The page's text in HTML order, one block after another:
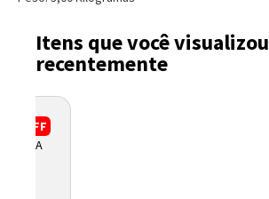
Entendi
Itens que você visualizou
recentemente
OFF
17” A